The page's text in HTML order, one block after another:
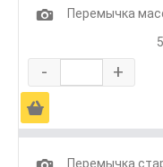
1
Перемычка
- +
Ä
Перемычка